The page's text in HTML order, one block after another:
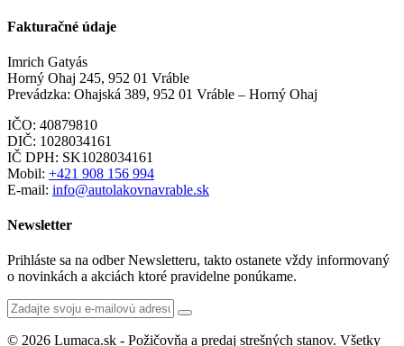
Fakturačné údaje
Imrich Gatyás
Horný Ohaj 245, 952 01 Vráble
Prevádzka: Ohajská 389, 952 01 Vráble – Horný Ohaj
IČO: 40879810
DIČ: 1028034161
IČ DPH: SK1028034161
Mobil: +421 908 156 994
E-mail: info@autolakovnavrable.sk
Newsletter
Prihláste sa na odber Newsletteru, takto ostanete vždy informovaný
o novinkách a akciách ktoré pravidelne ponúkame.
© 2026 Lumaca.sk - Požičovňa a predaj strešných stanov. Všetky